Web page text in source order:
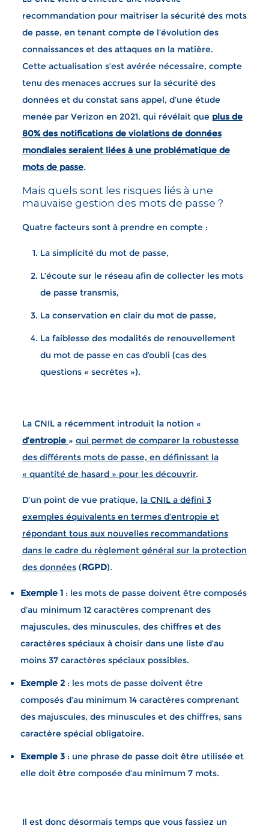
recommandation pour maitriser la sécurité des mots
de passe, en tenant compte de l’évolution des
connaissances et des attaques en la matière.
Cette actualisation s’est avérée nécessaire, compte
tenu des menaces accrues sur la sécurité des
données et du constat sans appel, d’une étude
menée par Verizon en 2021, qui révélait que plus de
80% des notifications de violations de données
mondiales seraient liées à une problématique de
mots de passe.
Mais quels sont les risques liés à une
mauvaise gestion des mots de passe ?
Quatre facteurs sont à prendre en compte :
La simplicité du mot de passe,
L’écoute sur le réseau afin de collecter les mots
de passe transmis,
La conservation en clair du mot de passe,
La faiblesse des modalités de renouvellement
du mot de passe en cas d’oubli (cas des
questions « secrètes »).
La CNIL a récemment introduit la notion «
d’entropie » qui permet de comparer la robustesse
des différents mots de passe, en définissant la
« quantité de hasard » pour les découvrir.
D’un point de vue pratique, la CNIL a défini 3
exemples équivalents en termes d’entropie et
répondant tous aux nouvelles recommandations
dans le cadre du règlement général sur la protection
des données(RGPD).
Exemple 1: les mots de passe doivent être composés
d’au minimum 12 caractères comprenant des
majuscules, des minuscules, des chiffres et des
caractères spéciaux à choisir dans une liste d’au
moins 37 caractères spéciaux possibles.
Exemple 2: les mots de passe doivent être
composés d’au minimum 14 caractères comprenant
des majuscules, des minuscules et des chiffres, sans
caractère spécial obligatoire.
Exemple 3: une phrase de passe doit être utilisée et
elle doit être composée d’au minimum 7 mots.
Il est donc désormais temps que vous fassiez un